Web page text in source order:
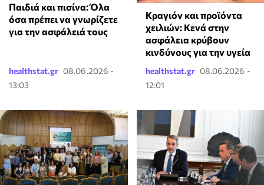
Παιδιά και πισίνα: Όλα
όσα πρέπει να γνωρίζετε
για την ασφάλειά τους
healthstat.gr 08.06.2026 -
13:03
Κραγιόν και προϊόντα
χειλιών: Κενά στην
ασφάλεια κρύβουν
κινδύνους για την υγεία
healthstat.gr 08.06.2026 -
12:01